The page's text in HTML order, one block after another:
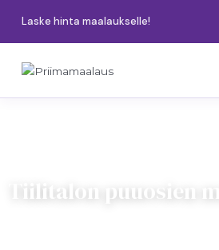
sisältöönLaske hinta maalaukselle!
Tiilitalon puuosien